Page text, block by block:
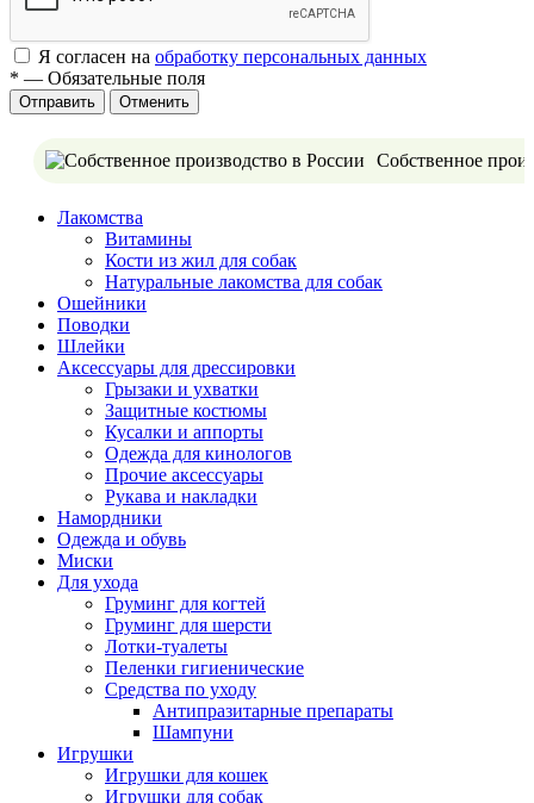
Я согласен на обработку персональных данных
* — Обязательные поля
Отменить
Собственное
Лакомства
Витамины
Кости из жил для собак
Натуральные лакомства для собак
Ошейники
Поводки
Шлейки
Аксессуары для дрессировки
Грызаки и ухватки
Защитные костюмы
Кусалки и аппорты
Одежда для кинологов
Прочие аксессуары
Рукава и накладки
Намордники
Одежда и обувь
Миски
Для ухода
Груминг для когтей
Груминг для шерсти
Лотки-туалеты
Пеленки гигиенические
Средства по уходу
Антипразитарные препараты
Шампуни
Игрушки
Игрушки для кошек
Игрушки для собак